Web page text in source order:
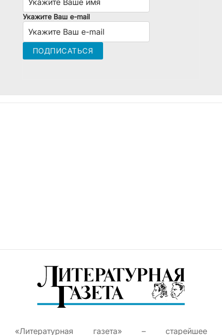
Укажите Ваш e-mail
«Литературная газета» – старейшее